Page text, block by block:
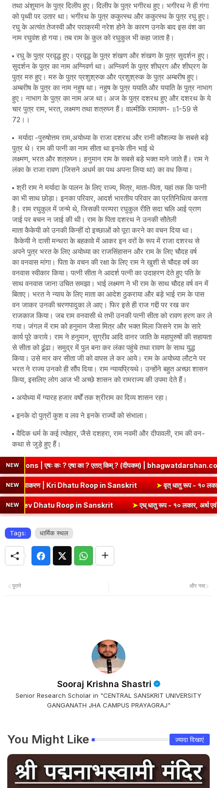
तथा अंशुमान के पुत्र दिलीप हुए। दिलीप के पुत्र भगीरथ हुए। भगीरथ ने ही गंगा
को पृथ्वी पर उतार था। भगीरथ के पुत्र ककुत्स्थ और ककुत्स्थ के पुत्र रघु हुए।
रघु के अत्यंत तेजस्वी और पराक्रमी नरेश होने के कारण उनके बाद इस वंश का
नाम रघुवंश हो गया। तब राम के कुल को रघुकुल भी कहा जाता है।
रघु के पुत्र प्रवृद्ध हुए। प्रवृद्ध के पुत्र शंखण और शंखण के पुत्र सुदर्शन हुए।
सुदर्शन के पुत्र का नाम अग्निवर्ण था। अग्निवर्ण के पुत्र शीघ्रग और शीघ्रग के
पुत्र मरु हुए। मरु के पुत्र प्रशुश्रुक और प्रशुश्रुक के पुत्र अम्बरीष हुए।
अम्बरीष के पुत्र का नाम नहुष था। नहुष के पुत्र ययाति और ययाति के पुत्र नाभाग
हुए। नाभाग के पुत्र का नाम अज था। अज के पुत्र दशरथ हुए और दशरथ के ये
चार पुत्र राम, भरत, लक्ष्मण तथा शत्रुघ्न हैं। वा‍ल्मीकि रामायण- ॥1-59 से
72।।
मर्यादा -पुरुषोत्तम राम,अयोध्या के राजा दशरथ और रानी कौशल्या के सबसे बड़े
पुत्र थे। राम की पत्नी का नाम सीता था इनके तीन भाई थे
लक्ष्मण, भरत और शत्रुघ्न। हनुमान राम के सबसे बड़े भक्त माने जाते हैं। राम ने
लंका के राजा रावण (जिसने अधर्म का पथ अपना लिया था) का वध किया।
श्री राम ने मर्यादा के पालन के लिए राज्य, मित्र, माता-पिता, यहां तक कि पत्नी
का भी साथ छोड़ा। इनका परिवार, आदर्श भारतीय परिवार का प्रतिनिधित्व करता
है। राम रघुकुल में जन्मे थे, जिसकी परम्परा रघुकुल रीति सदा चलि आई प्राण
जाई पर बचन न जाई की थी। राम के पिता दशरथ ने उनकी सौतेली
माता कैकेयी को उनकी किन्हीं दो इच्छाओं को पूरा करने का वचन दिया था।
कैकेयी ने दासी मन्थरा के बहकावे में आकर इन वरों के रूप में राजा दशरथ से
अपने पुत्र भरत के लिए अयोध्या का राजसिंहासन और राम के लिए चौदह वर्ष
का वनवास मांगा। पिता के वचन की रक्षा के लिए राम ने खुशी से चौदह वर्ष का
वनवास स्वीकार किया। पत्नी सीता ने आदर्श पत्नी का उदाहरण देते हुए पति के
साथ वनवास जाना उचित समझा। भाई लक्ष्मण ने भी राम के साथ चौदह वर्ष वन में
बिताए। भरत ने न्याय के लिए माता का आदेश ठुकराया और बड़े भाई राम के पास
वन जाकर उनकी चरणपादुका ले आए। फिर इसे ही राज गद्दी पर रख कर
राजकाज किया। जब राम वनवासी थे तभी उनकी पत्नी सीता को रावण हरण कर ले
गया। जंगल में राम को हनुमान जैसा मित्र और भक्त मिला जिसने राम के सारे
कार्य पूरे कराये। राम ने हनुमान, सुग्रीव आदि वानर जाति के महापुरुषों की सहायता
से सीता को ढूंंढा। समुद्र में पुल बना कर लंका पहुंचे तथा रावण के साथ युद्ध
किया। उसे मार कर सीता जी को वापस ले कर आये। राम के अयोध्या लौटने पर
भरत ने राज्य उनको ही सौंप दिया। राम न्यायप्रियथे। उन्होंने बहुत अच्छा शासन
किया, इसलिए लोग आज भी अच्छे शासन को रामराज्य की उपमा देते हैं।
अयोध्या में ग्यारह हजार वर्षों तक श्रीराम का दिव्य शासन रहा।
इनके दो पुत्रों कुश व लव ने इनके राज्यों को संभाला।
वैदिक धर्म के कई त्योहार, जैसे दशहरा, राम नवमी और दीपावली, राम की वन-
कथा से जुड़े हुए हैं।
NEW
का ? एतत् किम् ? (दीपकम) | bhagwatdarshan.com ➤Class 6
NEW
(उभयपदी) - १० लकार, अर्थ एवं व्याकरण | Kri Dhatu Roop in Sanskrit
NEW
Roop in Sanskrit ➤एध् धातु रूप - १० लकार, अर्थ एवं व्याकरण | Edh
Tags: धार्मिक स्थल
और नया
पुराने
Sooraj Krishna Shastri
Senior Research Scholar in "CENTRAL SANSKRIT UNIVERSITY
GANGANATH JHA CAMPUS PRAYAGRAJ"
You Might Like ज़्यादा दिखाएं